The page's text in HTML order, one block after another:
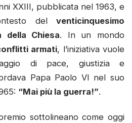
XXIII, pubblicata nel 1963, e
del venticinquesimo
della Chiesa. In un mondo
armati, l’iniziativa vuole
di pace, giustizia e
Papa Paolo VI nel suo
“Mai più la guerra!”.
sottolineano come oggi